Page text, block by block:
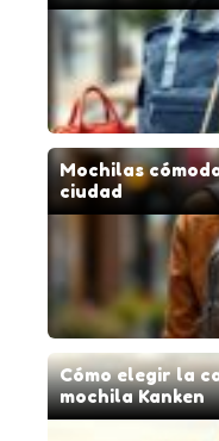
Mochilas
ciudad
Cómo elegir la
mochila Kanken